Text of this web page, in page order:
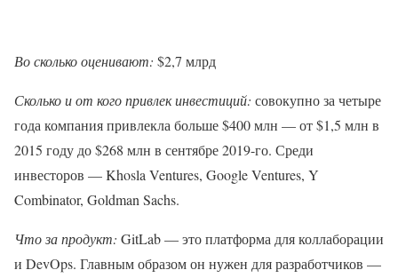
Во сколько оценивают: $2,7 млрд
Сколько и от кого привлек инвестиций: совокупно за четыре
года компания привлекла больше $400 млн — от $1,5 млн в
2015 году до $268 млн в сентябре 2019-го. Среди
инвесторов — Khosla Ventures, Google Ventures, Y
Combinator, Goldman Sachs.
Что за продукт: GitLab — это платформа для коллаборации
и DevOps. Главным образом он нужен для разработчиков —